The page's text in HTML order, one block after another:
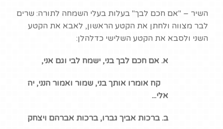
השיר – "אם חכם לבך" בעלות בעלי השמחה לתורה: שרים
לבר מצווה ולחתן את הקטע הראשון, לאבא את הקטע
השני ולסבא את הקטע השלישי כדלהלן:
א. אם חכם לבך בני, ישמח לבי וגם אני,
קח אומרו אותך בני, שמור ואמור הנני, יה
אלי...
ב. ברכות אביך גברו, ברכות אברהם ויצחק